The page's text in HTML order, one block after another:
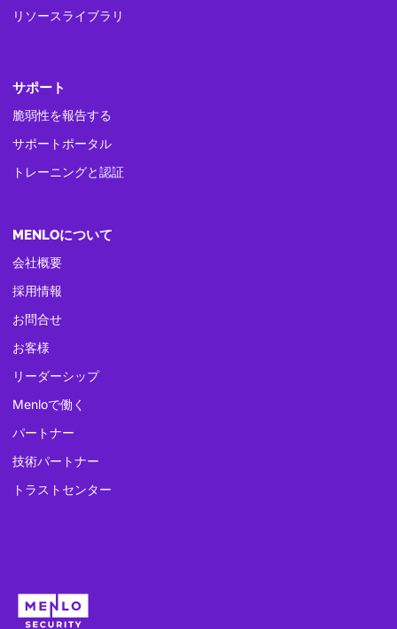
リソースライブラリ
サポート
脆弱性を報告する
サポートポータル
トレーニングと認証
MENLOについて
会社概要
採用情報
お問合せ
お客様
リーダーシップ
Menloで働く
パートナー
技術パートナー
トラストセンター